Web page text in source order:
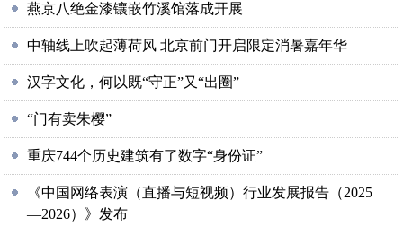
燕京八绝金漆镶嵌竹溪馆落成开展
中轴线上吹起薄荷风 北京前门开启限定消暑嘉年华
汉字文化，何以既“守正”又“出圈”
“门有卖朱樱”
重庆744个历史建筑有了数字“身份证”
《中国网络表演（直播与短视频）行业发展报告（2025
—2026）》发布